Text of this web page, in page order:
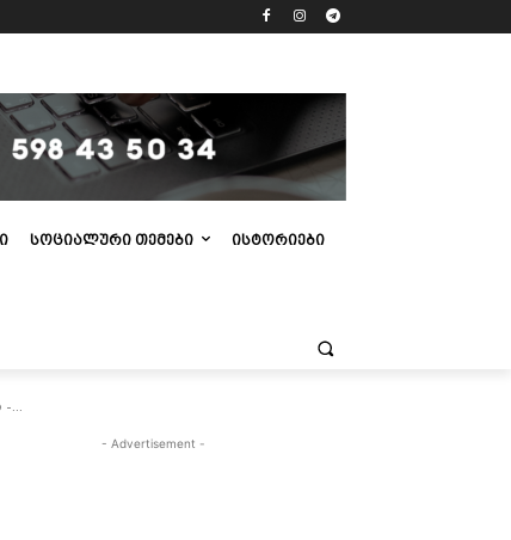
ᲡᲝᲪᲘᲐᲚᲣᲠᲘ ᲗᲔᲛᲔᲑᲘ ᲘᲡᲢᲝᲠᲘᲔᲑᲘ
...
- Advertisement -